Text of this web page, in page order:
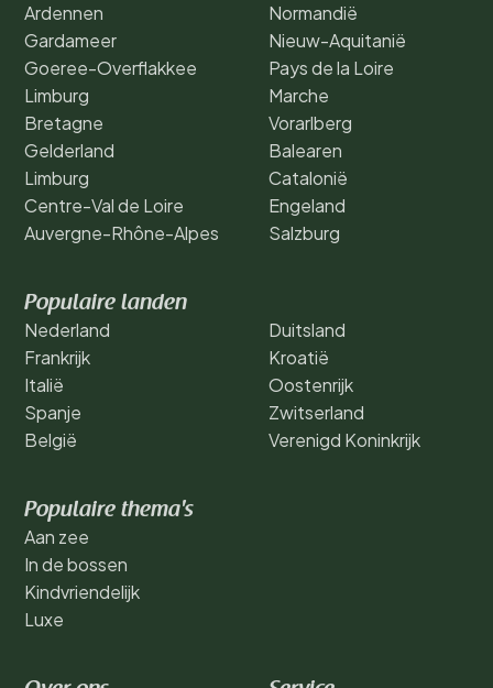
Ardennen
Gardameer
Goeree-Overflakkee
Limburg
Bretagne
Gelderland
Limburg
Centre-Val de Loire
Auvergne-Rhône-Alpes
Normandië
Nieuw-Aquitanië
Pays de la Loire
Marche
Vorarlberg
Balearen
Catalonië
Engeland
Salzburg
Populaire landen
Nederland
Frankrijk
Italië
Spanje
België
Duitsland
Kroatië
Oostenrijk
Zwitserland
Verenigd Koninkrijk
Populaire thema's
Aan zee
In de bossen
Kindvriendelijk
Luxe